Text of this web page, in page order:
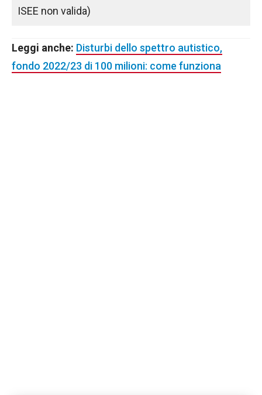
ISEE non valida)
Leggi anche: Disturbi dello spettro autistico,
fondo 2022/23 di 100 milioni: come funziona